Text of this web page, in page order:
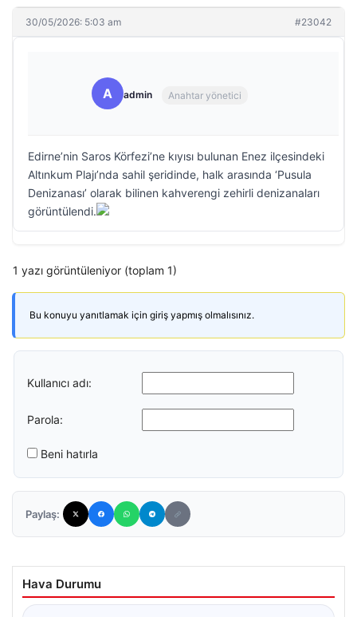
30/05/2026: 5:03 am #23042
A admin Anahtar yönetici
Edirne’nin Saros Körfezi’ne kıyısı bulunan Enez ilçesindeki
Altınkum Plajı’nda sahil şeridinde, halk arasında ‘Pusula
Denizanası’ olarak bilinen kahverengi zehirli denizanaları
görüntülendi.
1 yazı görüntüleniyor (toplam 1)
Bu konuyu yanıtlamak için giriş yapmış olmalısınız.
Kullanıcı adı:
Parola:
Beni hatırla
Paylaş:
Hava Durumu